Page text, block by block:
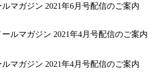
マガジン 2021年6月号配信のご案内
マガジン 2021年4月号配信のご案内